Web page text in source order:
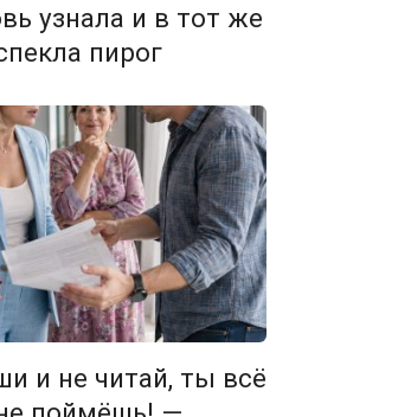
узнала и в тот же
пирог
и не читай, ты всё